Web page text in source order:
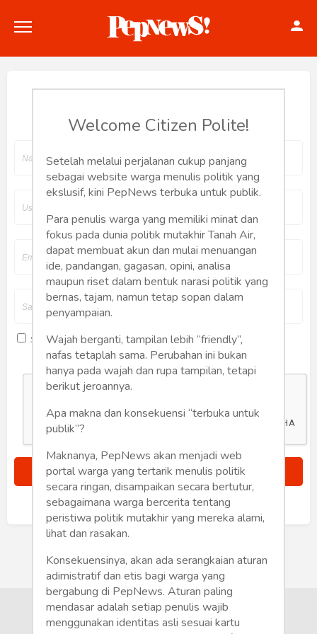
Politik
Konstitusi
Hankam
Internasional
Bisnis
Humaniora
Sketsa
Tekno
Gaya
Wisata
Wanita
Saya setuju denganterm dan kondisi
Sudah punya akun? Masuk
Welcome Citizen Polite!
Setelah melalui perjalanan cukup panjang
sebagai website warga menulis politik yang
ekslusif, kini PepNews terbuka untuk publik.
Para penulis warga yang memiliki minat dan
fokus pada dunia politik mutakhir Tanah Air,
dapat membuat akun dan mulai menuangan
ide, pandangan, gagasan, opini, analisa
maupun riset dalam bentuk narasi politik yang
bernas, tajam, namun tetap sopan dalam
penyampaian.
Wajah berganti, tampilan lebih “friendly”,
nafas tetaplah sama. Perubahan ini bukan
hanya pada wajah dan rupa tampilan, tetapi
berikut jeroannya.
Apa makna dan konsekuensi “terbuka untuk
publik”?
Maknanya, PepNews akan menjadi web
portal warga yang tertarik menulis politik
secara ringan, disampaikan secara bertutur,
sebagaimana warga bercerita tentang
peristiwa politik mutakhir yang mereka alami,
lihat dan rasakan.
Konsekuensinya, akan ada serangkaian aturan
adimistratif dan etis bagi warga yang
bergabung di PepNews. Aturan paling
mendasar adalah setiap penulis wajib
menggunakan identitas asli sesuai kartu